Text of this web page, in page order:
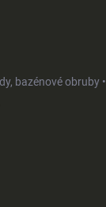
bazénové obruby •